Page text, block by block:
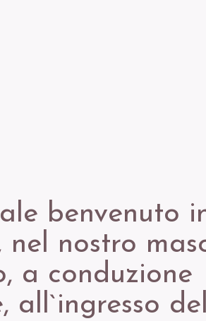
benvenuto
nel nostro
a conduzione
all`ingresso